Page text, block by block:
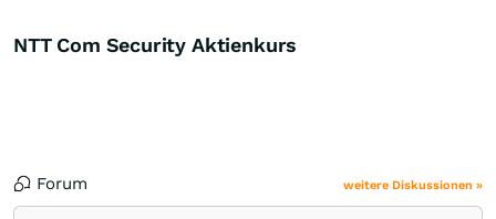
NTT Com Security Aktienkurs
Forum weitere Diskussionen »